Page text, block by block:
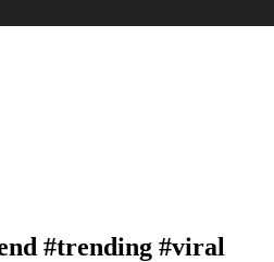
#trending #viral